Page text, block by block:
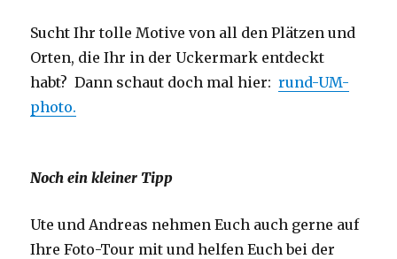
Sucht Ihr tolle Motive von all den Plätzen und
Orten, die Ihr in der Uckermark entdeckt
habt? Dann schaut doch mal hier:rund-UM-
photo.
Noch ein kleiner Tipp
Ute und Andreas nehmen Euch auch gerne auf
Ihre Foto-Tour mit und helfen Euch bei der